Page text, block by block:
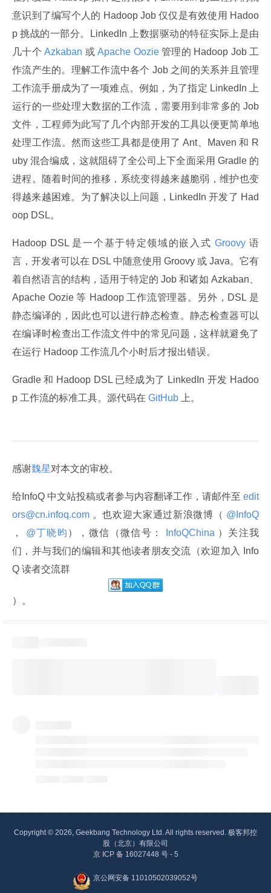
意识到了编写个人的 Hadoop Job 仅仅是有效使用 Hadoo
p 挑战的一部分。LinkedIn 上数据驱动的特征实际上是由
几十个 Azkaban 或 Apache Oozie 管理的 Hadoop Job 工
作流产生的。理解工作流中各个 Job 之间的关系并且管理
工作流手册成为了一项难点。例如，为了指定 LinkedIn 上
运行的一些处理大数据的工作流，需要用到非常多的 Job
文件，工程师为此写了几个内部开发的工具以便更简单地
处理工作流。然而这些工具都是使用了 Ant、Maven 和 R
uby 混合编成，这就阻碍了全公司上下全面采用 Gradle 的
进程。随着时间的推移，系统变得越来越脆弱，维护也变
得越来越困难。为了解决以上问题，LinkedIn 开发了 Had
oop DSL。
Hadoop DSL 是一个基于特定领域的嵌入式 Groovy 语
言，开发者可以在 DSL 中随意使用 Groovy 或 Java。它有
着自然语言的结构，适用于特定的 Job 和诸如 Azkaban、
Apache Oozie 等 Hadoop 工作流管理器。另外，DSL 是
静态编译的，因此也可以进行静态检查。静态检查器可以
在编译时检查出工作流文件中的常见问题，这样就避免了
在运行 Hadoop 工作流几个小时后才报出错误。
Gradle 和 Hadoop DSL 已经成为了 LinkedIn 开发 Hadoo
p 工作流的标准工具。源代码在 GitHub 上。
感谢魏星对本文的审校。
给InfoQ 中文站投稿或者参与内容翻译工作，请邮件至 edit
ors@cn.infoq.com 。也欢迎大家通过新浪微博（
，
@丁晓昀 ），微信（微信号： InfoQChina ）关注我
们，并与我们的编辑和其他读者朋友交流（欢迎加入 Info
Q 读者交流群
）。
Copyright © 2026, Geekbang Technology Ltd. All rights reserved. 极客邦控
股（北京）有限公司
京 ICP 备 16027448 号 - 5
京公网安备 11010502039052号